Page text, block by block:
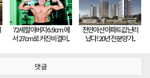
댓글